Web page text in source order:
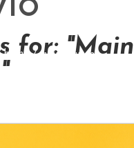
home/main courses
for: "Main